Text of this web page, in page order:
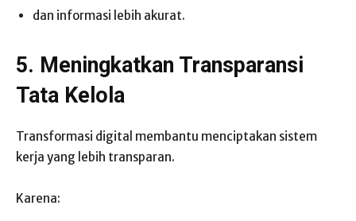
dan informasi lebih akurat.
5. Meningkatkan Transparansi
Tata Kelola
Transformasi digital membantu menciptakan sistem
kerja yang lebih transparan.
Karena: